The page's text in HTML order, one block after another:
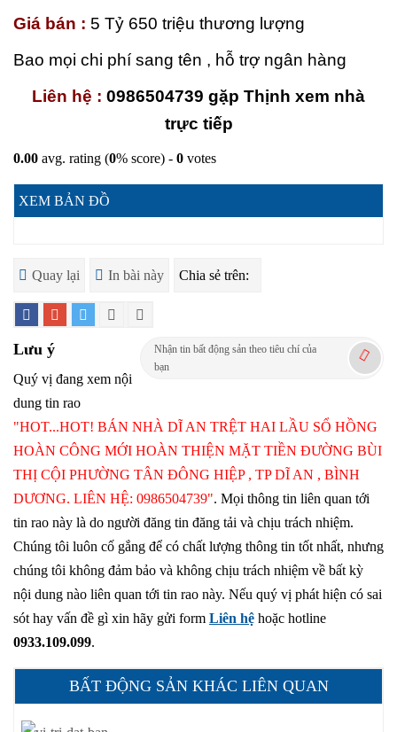
Giá bán : 5 Tỷ 650 triệu thương lượng
Bao mọi chi phí sang tên , hỗ trợ ngân hàng
Liên hệ : 0986504739 gặp Thịnh xem nhà
trực tiếp
0.00 avg. rating (0% score) - 0 votes
XEM BẢN ĐỒ
Quay lại In bài này Chia sẻ trên:
Nhận tin bất động sản theo tiêu chí của
bạn
Lưu ý
Quý vị đang xem nội
dung tin rao
"HOT...HOT! BÁN NHÀ DĨ AN TRỆT HAI LẦU SỔ HỒNG
HOÀN CÔNG MỚI HOÀN THIỆN MẶT TIỀN ĐƯỜNG BÙI
THỊ CỘI PHƯỜNG TÂN ĐÔNG HIỆP , TP DĨ AN , BÌNH
DƯƠNG. LIÊN HỆ: 0986504739". Mọi thông tin liên quan tới
tin rao này là do người đăng tin đăng tải và chịu trách nhiệm.
Chúng tôi luôn cố gắng để có chất lượng thông tin tốt nhất, nhưng
chúng tôi không đảm bảo và không chịu trách nhiệm về bất kỳ
nội dung nào liên quan tới tin rao này. Nếu quý vị phát hiện có sai
sót hay vấn đề gì xin hãy gửi form Liên hệ hoặc hotline
0933.109.099.
BẤT ĐỘNG SẢN KHÁC LIÊN QUAN